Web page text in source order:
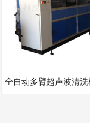
全自动多臂超声波清洗